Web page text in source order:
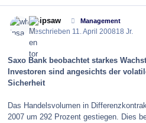
whipsaw Management
Geschrieben 11. April 200818 Jr.
Saxo Bank beobachtet starkes
Investoren sind angesichts der
Sicherheit
Das Handelsvolumen in
2007 um 292 Prozent gestiegen. Dies